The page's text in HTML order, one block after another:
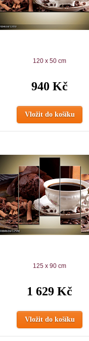
120 x 50 cm
940 Kč
Vložit do košíku
125 x 90 cm
1 629 Kč
Vložit do košíku